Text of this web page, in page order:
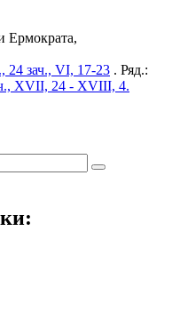
Ермократа,
24 зач., VI, 17-23 . Ряд.:
XVII, 24 - XVIII, 4.